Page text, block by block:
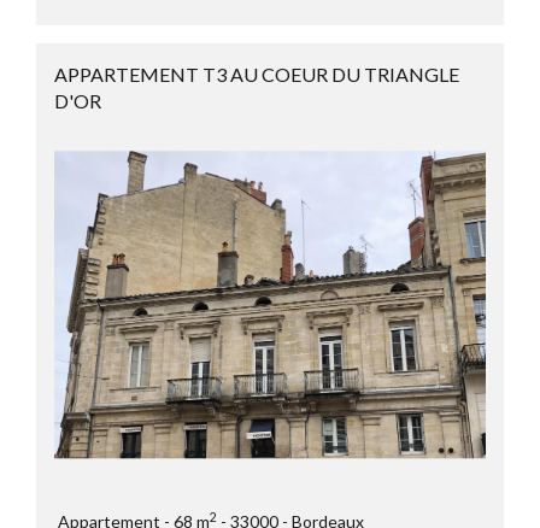
APPARTEMENT T3 AU COEUR DU TRIANGLE
D'OR
Appartement 68 m2 33000 Bordeaux